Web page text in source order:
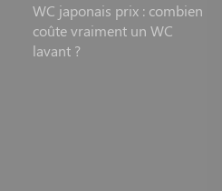
WC japonais prix : combien
coûte vraiment un WC
lavant ?